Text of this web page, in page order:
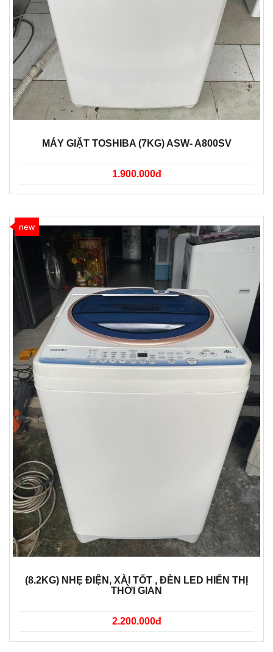
MÁY GIẶT TOSHIBA (7KG) ASW- A800SV
1.900.000đ
new
(8.2KG) NHẸ ĐIỆN, XÀI TỐT , ĐÈN LED HIỂN THỊ
THỜI GIAN
2.200.000đ